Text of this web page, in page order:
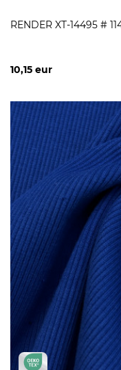
RENDER XT-14495 #
10,15 eur